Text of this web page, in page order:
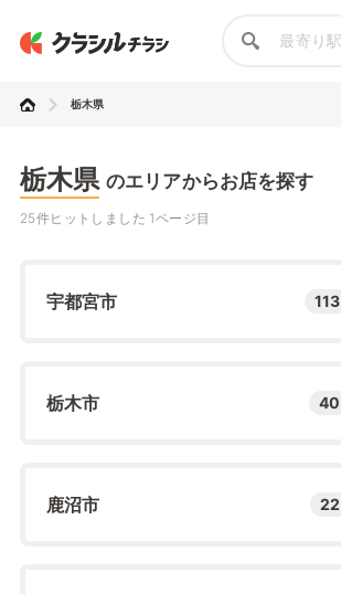
栃木県
栃木県 のエリアからお店を探す
25件ヒットしました 1ページ目
宇都宮市 113
栃木市 40
鹿沼市 22